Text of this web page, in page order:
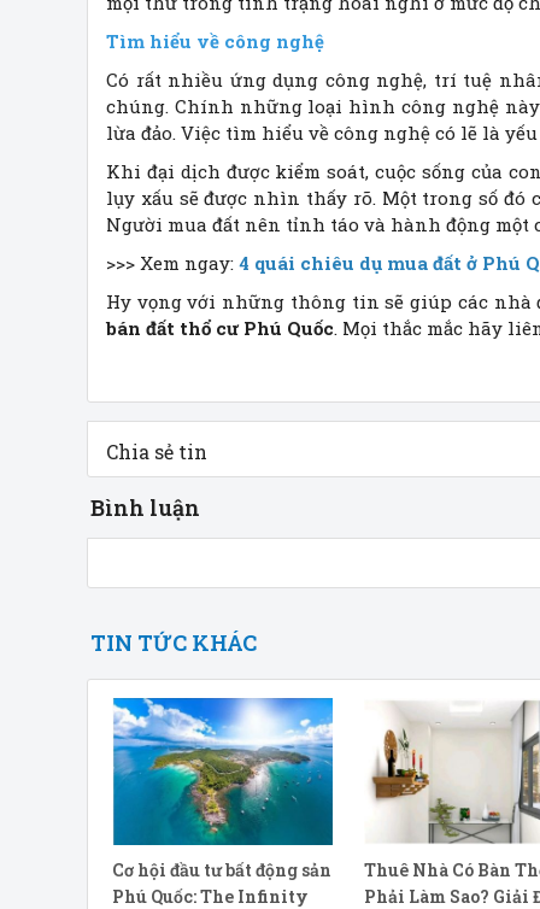
Tìm hiểu về công nghệ
Có rất nhiều ứng dụng công nghệ, trí tuệ
chúng. Chính những loại hình công nghệ
lừa đảo. Việc tìm hiểu về công nghệ có lẽ là
Khi đại dịch được kiểm soát, cuộc sống của
lụy xấu sẽ được nhìn thấy rõ. Một trong số
Người mua đất nên tỉnh táo và hành động một
>>> Xem ngay: 4 quái chiêu dụ mua đất ở Phú
Hy vọng với những thông tin sẽ giúp các
bán đất thổ cư Phú Quốc. Mọi thắc mắc hãy
Chia sẻ tin
Bình luận
TIN TỨC KHÁC
Cơ hội đầu tư bất động sản
Phú Quốc: The Infinity
Thuê Nhà Có Bàn
Phải Làm Sao? Giải